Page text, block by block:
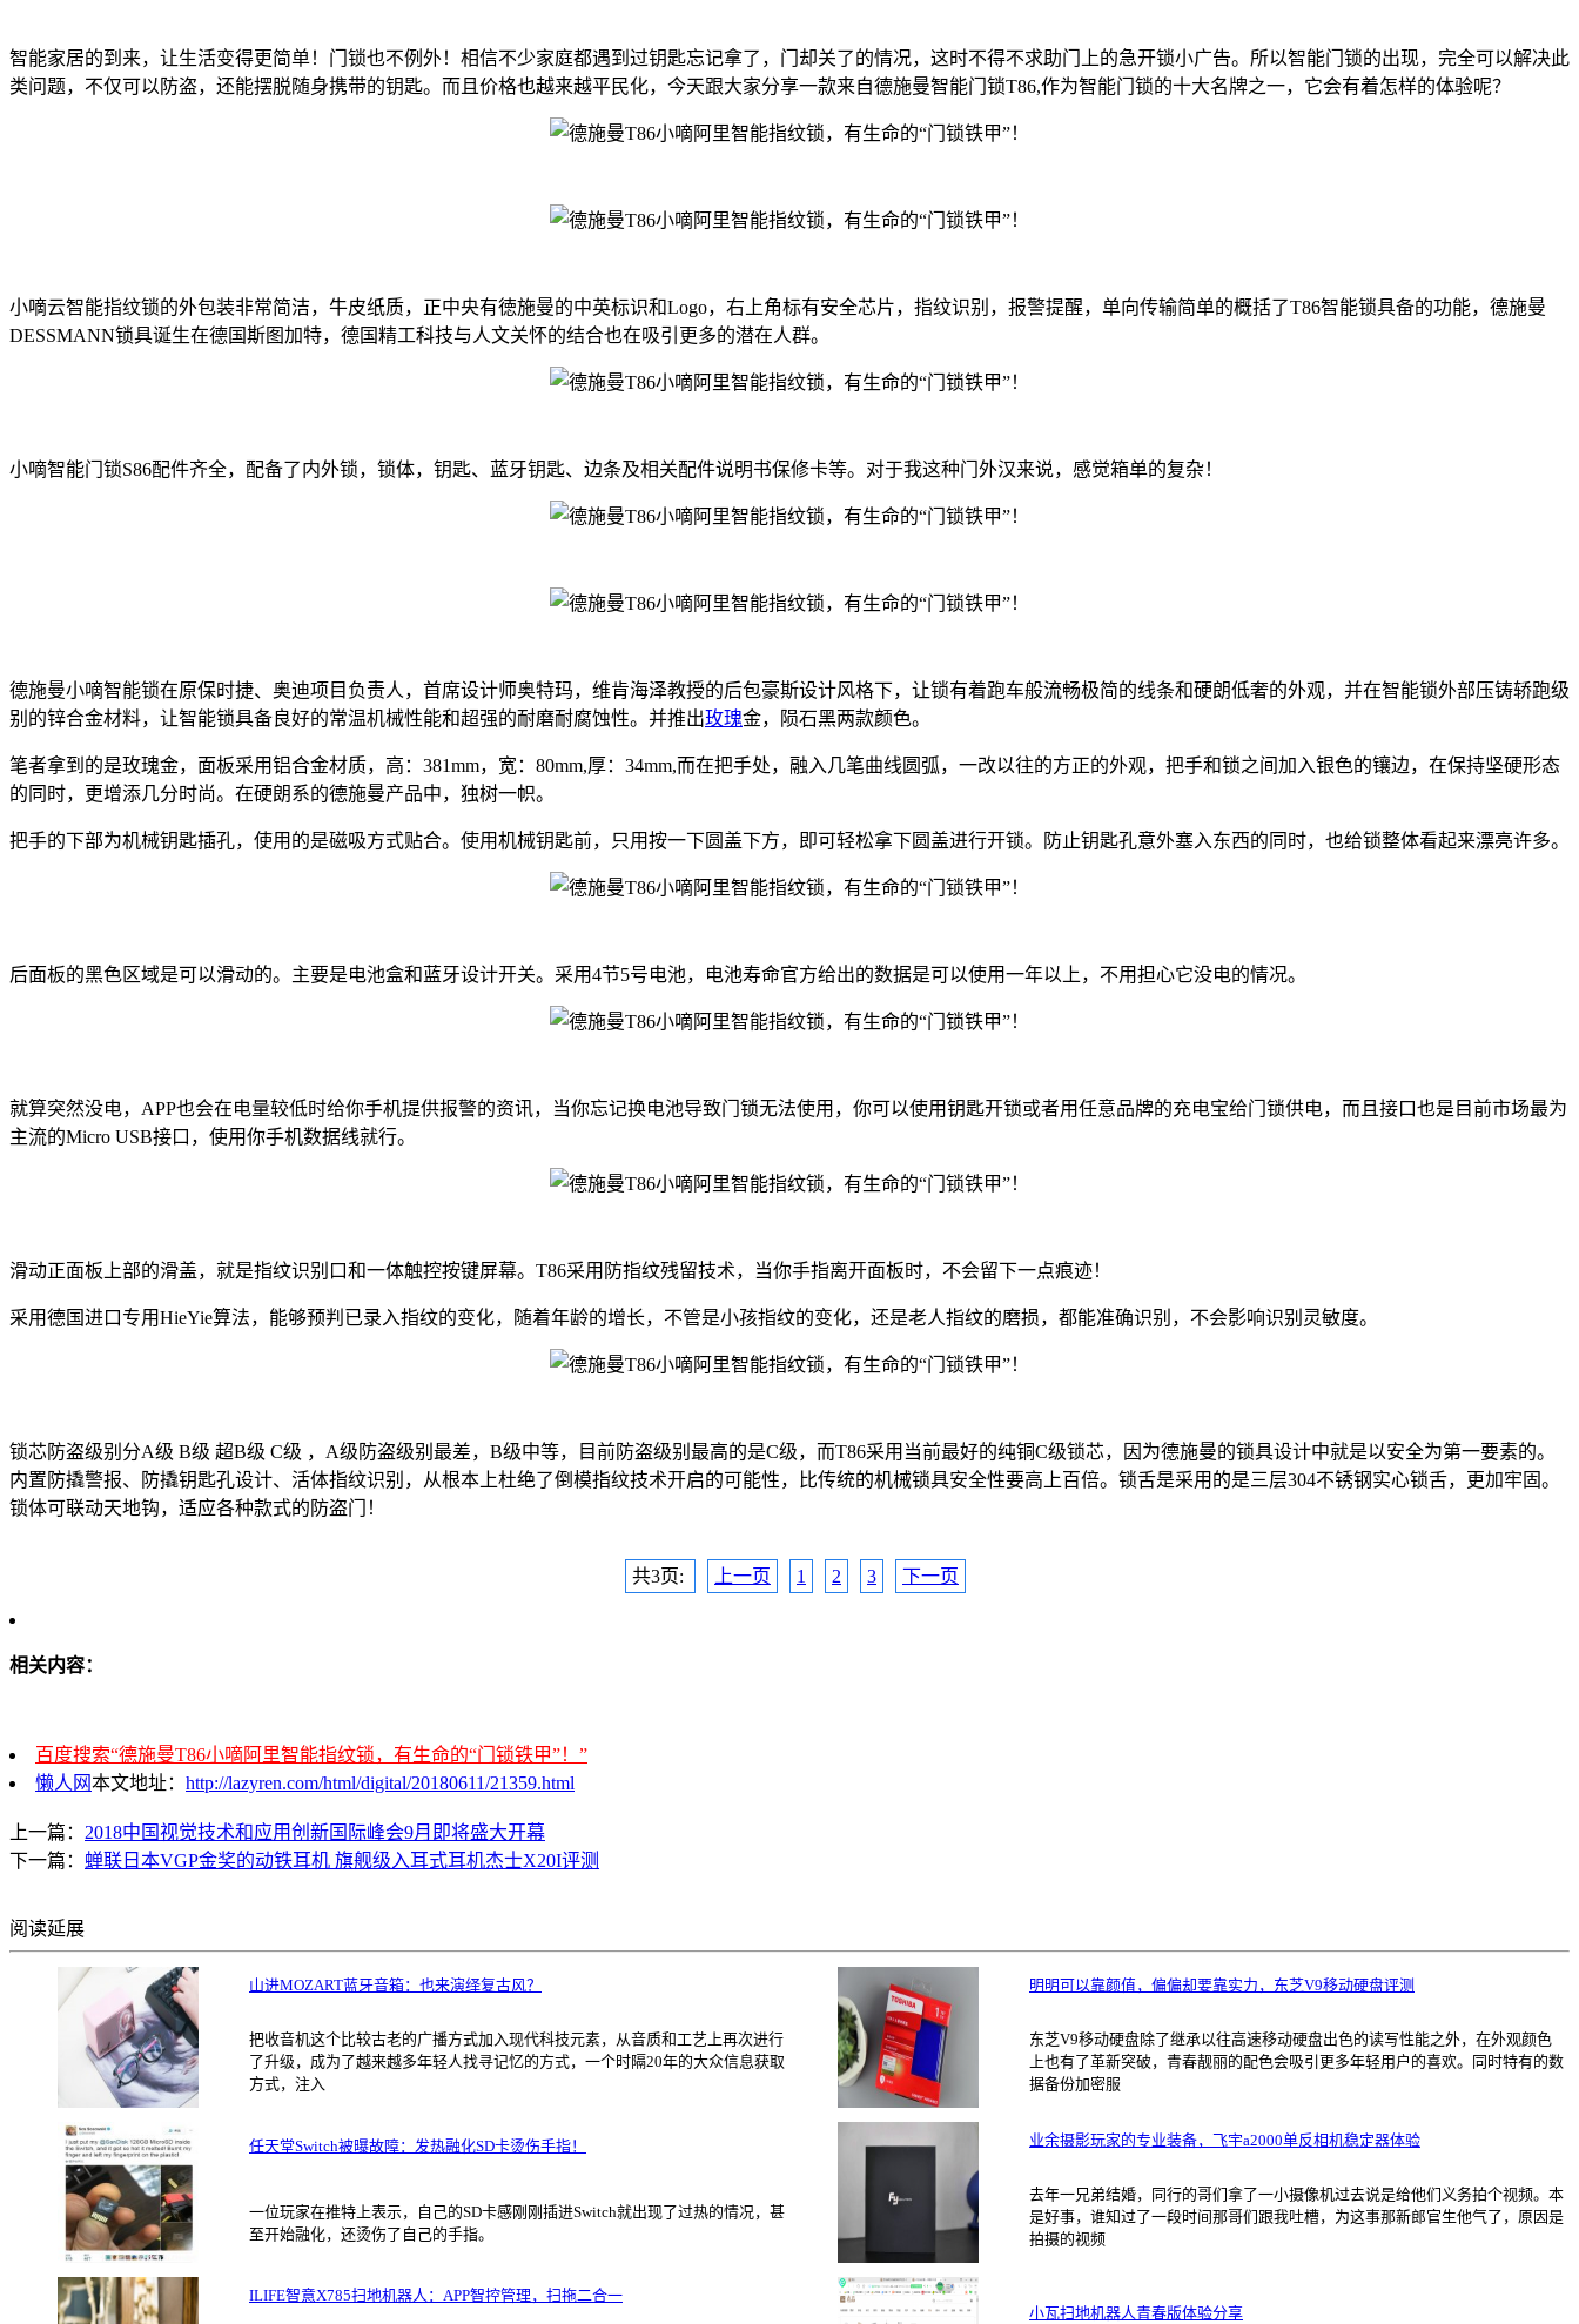
智能家居的到来，让生活变得更简单！门锁也不例外！相信不少家庭都遇到过钥匙忘记拿了，门却关了的情况，这时不得不求助门上的急开锁小广告。所以智能门锁的出现，完全可以解决此
类问题，不仅可以防盗，还能摆脱随身携带的钥匙。而且价格也越来越平民化，今天跟大家分享一款来自德施曼智能门锁T86,作为智能门锁的十大名牌之一，它会有着怎样的体验呢？
小嘀云智能指纹锁的外包装非常简洁，牛皮纸质，正中央有徳施曼的中英标识和Logo，右上角标有安全芯片，指纹识别，报警提醒，单向传输简单的概括了T86智能锁具备的功能，德施曼
DESSMANN锁具诞生在德国斯图加特，德国精工科技与人文关怀的结合也在吸引更多的潜在人群。
小嘀智能门锁S86配件齐全，配备了内外锁，锁体，钥匙、蓝牙钥匙、边条及相关配件说明书保修卡等。对于我这种门外汉来说，感觉箱单的复杂！
德施曼小嘀智能锁在原保时捷、奥迪项目负责人，首席设计师奥特玛，维肯海泽教授的后包豪斯设计风格下，让锁有着跑车般流畅极简的线条和硬朗低奢的外观，并在智能锁外部压铸轿跑级
别的锌合金材料，让智能锁具备良好的常温机械性能和超强的耐磨耐腐蚀性。并推出玫瑰金，陨石黑两款颜色。
笔者拿到的是玫瑰金，面板采用铝合金材质，高：381mm，宽：80mm,厚：34mm,而在把手处，融入几笔曲线圆弧，一改以往的方正的外观，把手和锁之间加入银色的镶边，在保持坚硬形态
的同时，更增添几分时尚。在硬朗系的德施曼产品中，独树一帜。
把手的下部为机械钥匙插孔，使用的是磁吸方式贴合。使用机械钥匙前，只用按一下圆盖下方，即可轻松拿下圆盖进行开锁。防止钥匙孔意外塞入东西的同时，也给锁整体看起来漂亮许多。
后面板的黑色区域是可以滑动的。主要是电池盒和蓝牙设计开关。采用4节5号电池，电池寿命官方给出的数据是可以使用一年以上，不用担心它没电的情况。
就算突然没电，APP也会在电量较低时给你手机提供报警的资讯，当你忘记换电池导致门锁无法使用，你可以使用钥匙开锁或者用任意品牌的充电宝给门锁供电，而且接口也是目前市场最为
主流的Micro USB接口，使用你手机数据线就行。
滑动正面板上部的滑盖，就是指纹识别口和一体触控按键屏幕。T86采用防指纹残留技术，当你手指离开面板时，不会留下一点痕迹！
采用德国进口专用HieYie算法，能够预判已录入指纹的变化，随着年龄的增长，不管是小孩指纹的变化，还是老人指纹的磨损，都能准确识别，不会影响识别灵敏度。
锁芯防盗级别分A级 B级 超B级 C级 ，A级防盗级别最差，B级中等，目前防盗级别最高的是C级，而T86采用当前最好的纯铜C级锁芯，因为德施曼的锁具设计中就是以安全为第一要素的。
内置防撬警报、防撬钥匙孔设计、活体指纹识别，从根本上杜绝了倒模指纹技术开启的可能性，比传统的机械锁具安全性要高上百倍。锁舌是采用的是三层304不锈钢实心锁舌，更加牢固。
锁体可联动天地钩，适应各种款式的防盗门！
共3页: 上一页 1 2 3 下一页
相关内容：
百度搜索“德施曼T86小嘀阿里智能指纹锁，有生命的“门锁铁甲”！”
懒人网本文地址： http://lazyren.com/html/digital/20180611/21359.html
上一篇： 2018中国视觉技术和应用创新国际峰会9月即将盛大开幕
下一篇： 蝉联日本VGP金奖的动铁耳机 旗舰级入耳式耳机杰士X20I评测
阅读延展
山进MOZART蓝牙音箱：也来演绎复古风？
把收音机这个比较古老的广播方式加入现代科技元素，从音质和工艺上再次进行
了升级，成为了越来越多年轻人找寻记忆的方式，一个时隔20年的大众信息获取
方式，注入
明明可以靠颜值，偏偏却要靠实力，东芝V9移动硬盘评测
东芝V9移动硬盘除了继承以往高速移动硬盘出色的读写性能之外，在外观颜色
上也有了革新突破，青春靓丽的配色会吸引更多年轻用户的喜欢。同时特有的数
据备份加密服
任天堂Switch被曝故障：发热融化SD卡烫伤手指！
一位玩家在推特上表示，自己的SD卡感刚刚插进Switch就出现了过热的情况，甚
至开始融化，还烫伤了自己的手指。
业余摄影玩家的专业装备，飞宇a2000单反相机稳定器体验
去年一兄弟结婚，同行的哥们拿了一小摄像机过去说是给他们义务拍个视频。本
是好事，谁知过了一段时间那哥们跟我吐槽，为这事那新郎官生他气了，原因是
拍摄的视频
ILIFE智意X785扫地机器人：APP智控管理，扫拖二合一
小瓦扫地机器人青春版体验分享